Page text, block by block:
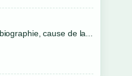
cause de la...